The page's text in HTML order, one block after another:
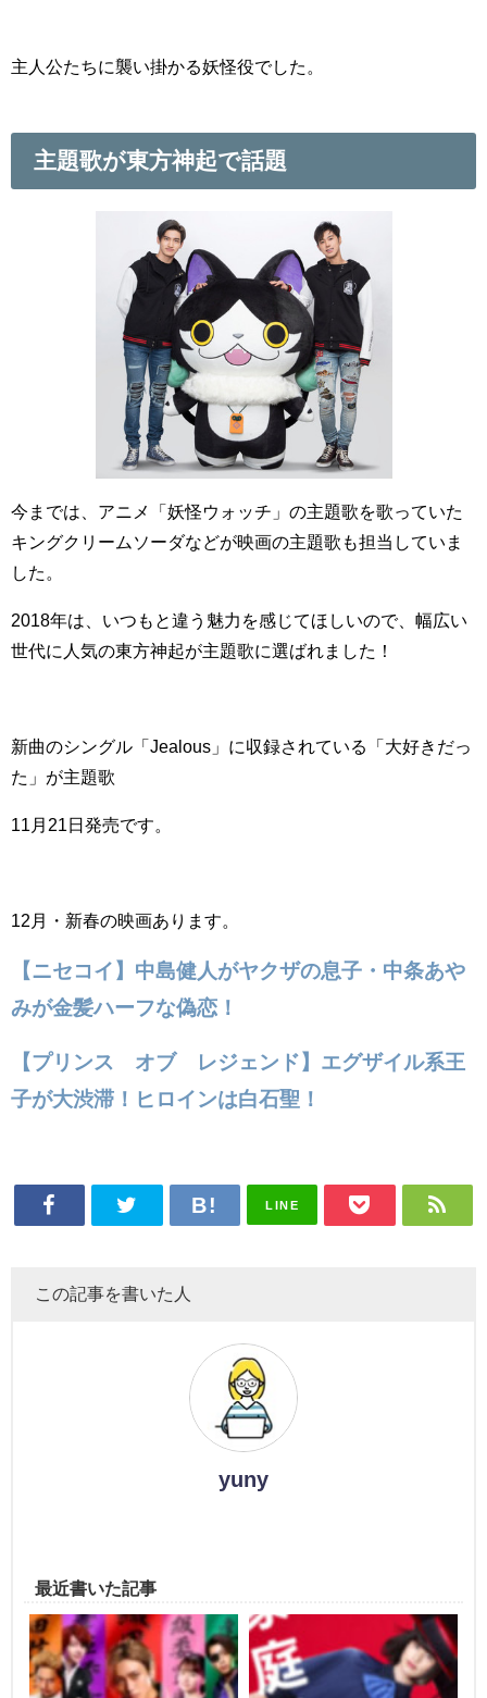
主人公たちに襲い掛かる妖怪役でした。
主題歌が東方神起で話題
今までは、アニメ「妖怪ウォッチ」の主題歌を歌っていた
キングクリームソーダなどが映画の主題歌も担当していま
した。
2018年は、いつもと違う魅力を感じてほしいので、幅広い
世代に人気の東方神起が主題歌に選ばれました！
新曲のシングル「Jealous」に収録されている「大好きだっ
た」が主題歌
11月21日発売です。
12月・新春の映画あります。
【ニセコイ】中島健人がヤクザの息子・中条あや
みが金髪ハーフな偽恋！
【プリンス オブ レジェンド】エグザイル系王
子が大渋滞！ヒロインは白石聖！
LINE
この記事を書いた人
yuny
最近書いた記事